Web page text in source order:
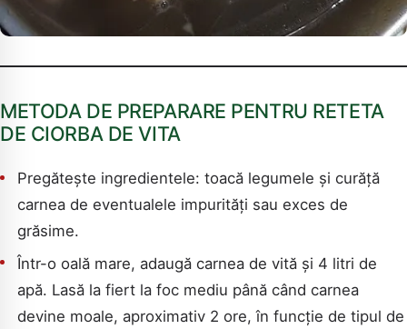
METODA DE PREPARARE PENTRU RETETA
DE CIORBA DE VITA
Pregătește ingredientele: toacă legumele și curăță
carnea de eventualele impurități sau exces de
grăsime.
Într-o oală mare, adaugă carnea de vită și 4 litri de
apă. Lasă la fiert la foc mediu până când carnea
devine moale, aproximativ 2 ore, în funcție de tipul de